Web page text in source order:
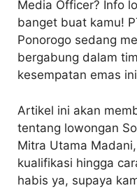
Media Officer? Info
banget buat kamu!
Ponorogo sedang
bergabung dalam
kesempatan emas
Artikel ini akan
tentang lowongan
Mitra Utama
kualifikasi hingga
habis ya, supaya